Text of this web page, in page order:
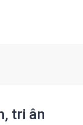
tri ân